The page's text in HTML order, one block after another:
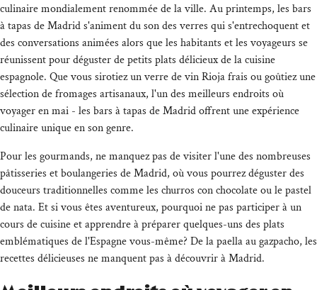
culinaire mondialement renommée de la ville. Au printemps, les bars
à tapas de Madrid s'animent du son des verres qui s'entrechoquent et
des conversations animées alors que les habitants et les voyageurs se
réunissent pour déguster de petits plats délicieux de la cuisine
espagnole. Que vous sirotiez un verre de vin Rioja frais ou goûtiez une
sélection de fromages artisanaux, l'un des meilleurs endroits où
voyager en mai - les bars à tapas de Madrid offrent une expérience
culinaire unique en son genre.
Pour les gourmands, ne manquez pas de visiter l'une des nombreuses
pâtisseries et boulangeries de Madrid, où vous pourrez déguster des
douceurs traditionnelles comme les churros con chocolate ou le pastel
de nata. Et si vous êtes aventureux, pourquoi ne pas participer à un
cours de cuisine et apprendre à préparer quelques-uns des plats
emblématiques de l'Espagne vous-même? De la paella au gazpacho, les
recettes délicieuses ne manquent pas à découvrir à Madrid.